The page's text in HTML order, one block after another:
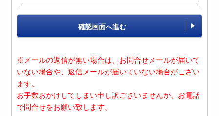
確認画面へ進む
※メールの返信が無い場合は、お問合せメールが届いて
いない場合や、返信メールが届いていない場合がござい
ます。
お手数おかけしてしまい申し訳ございませんが、お電話
で問合せをお願い致します。